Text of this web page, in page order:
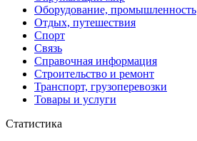
Оборудование, промышленность
Отдых, путешествия
Спорт
Связь
Справочная информация
Строительство и ремонт
Транспорт, грузоперевозки
Товары и услуги
Статистика